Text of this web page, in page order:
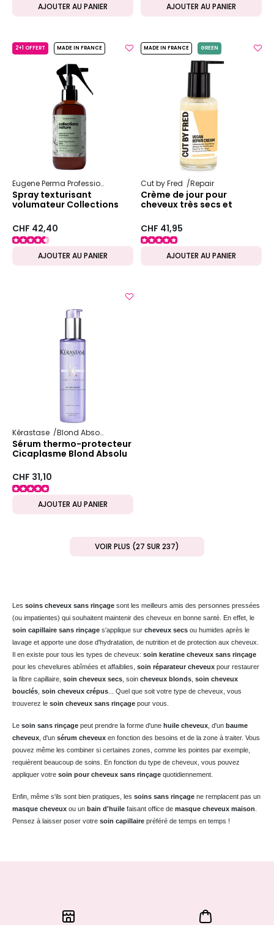
AJOUTER AU PANIER AJOUTER AU PANIER
2+1 OFFERT MADE IN FRANCE
Eugene Perma Professionnel Collections Nature Volume
Spray texturisant
volumateur Collections
CHF 42,40
AJOUTER AU PANIER
MADE IN FRANCE GREEN
Cut by Fred Repair
Crème de jour pour
cheveux très secs et
abîmés
CHF 41,95
AJOUTER AU PANIER
Kérastase Blond Absolu
Sérum thermo-protecteur
Cicaplasme Blond Absolu
CHF 31,10
AJOUTER AU PANIER
VOIR PLUS (27 SUR 237)
Les soins cheveux sans rinçage sont les meilleurs amis des personnes pressées
(ou impatientes) qui souhaitent maintenir des cheveux en bonne santé. En effet, le
soin capillaire sans rinçage s'applique sur cheveux secs ou humides après le
lavage et apporte une dose d'hydratation, de nutrition et de protection aux cheveux.
Il en existe pour tous les types de cheveux: soin keratine cheveux sans rinçage
pour les chevelures abîmées et affaiblies, soin réparateur cheveux pour restaurer
la fibre capillaire, soin cheveux secs , soin cheveux blonds soin cheveux
bouclés soin cheveux crépus ... Quel que soit votre type de cheveux, vous
trouverez le soin cheveux sans rinçage pour vous.
Le soin sans rinçage peut prendre la forme d'une huile cheveux , d'un baume
cheveux , d'un sérum cheveux en fonction des besoins et de la zone à traiter. Vous
pouvez même les combiner si certaines zones, comme les pointes par exemple,
requièrent beaucoup de soins. En fonction du type de cheveux, vous pouvez
appliquer votre soin pour cheveux sans rinçage quotidiennement.
Enfin, même s'ils sont bien pratiques, les soins sans rinçage ne remplacent pas un
masque cheveux ou un bain d'huile faisant office de masque cheveux maison
Pensez à laisser poser votre soin capillaire préféré de temps en temps !